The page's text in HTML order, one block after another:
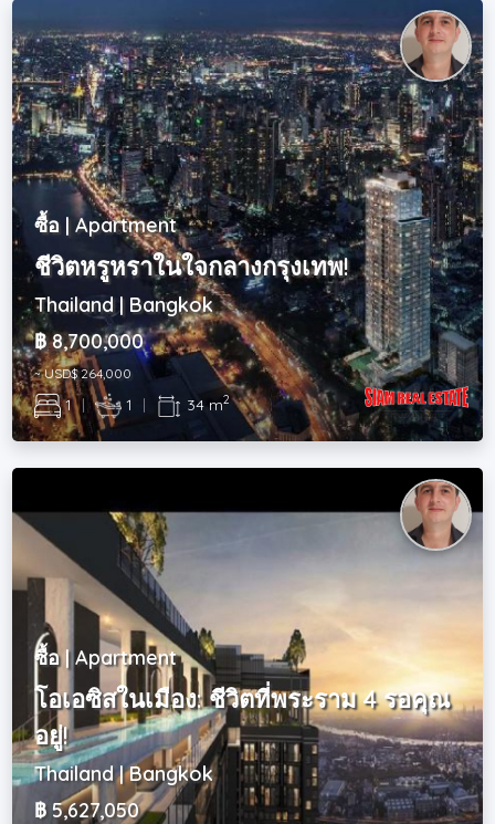
ซื้อ | Apartment
ชีวิตหรูหราในใจกลางกรุงเทพ!
Thailand | Bangkok
฿ 8,700,000
~ USD$ 264,000
1 | 1 | 34 m2
ซื้อ | Apartment
โอเอซิสในเมือง: ชีวิตที่พระราม 4 รอคุณ
อยู่!
Thailand | Bangkok
฿ 5,627,050